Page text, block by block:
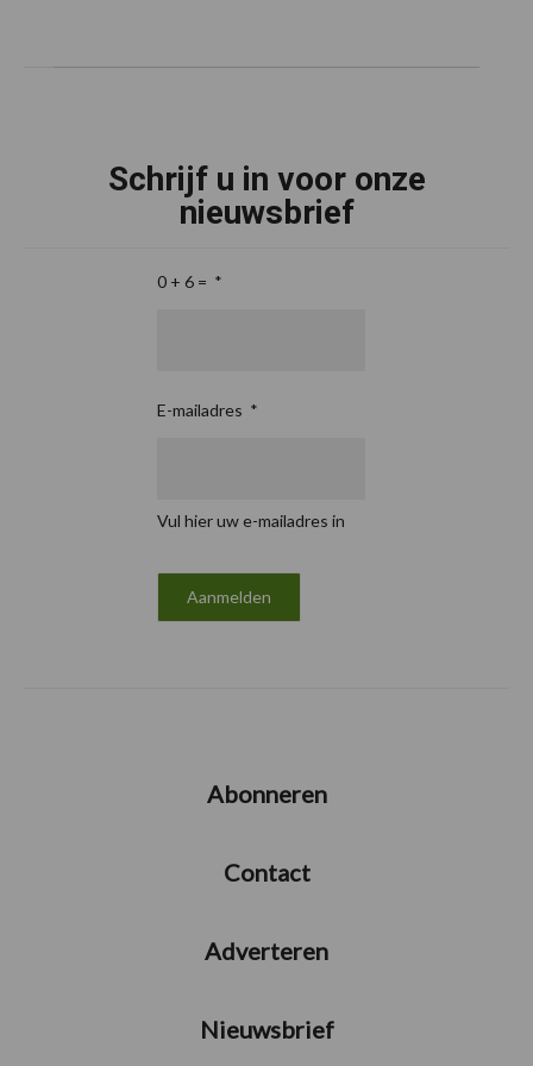
Schrijf u in voor onze
nieuwsbrief
0 + 6 = *
E-mailadres *
Vul hier uw e-mailadres in
Abonneren
Contact
Adverteren
Nieuwsbrief